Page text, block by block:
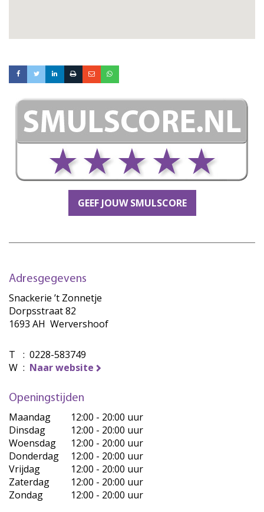
GEEF JOUW SMULSCORE
Adresgegevens
Snackerie ’t Zonnetje
Dorpsstraat 82
1693 AH Wervershoof
T : 0228-583749
W : Naar website
Openingstijden
Maandag
12:00 - 20:00 uur
Dinsdag
12:00 - 20:00 uur
Woensdag
12:00 - 20:00 uur
Donderdag
12:00 - 20:00 uur
Vrijdag
12:00 - 20:00 uur
Zaterdag
12:00 - 20:00 uur
Zondag
12:00 - 20:00 uur